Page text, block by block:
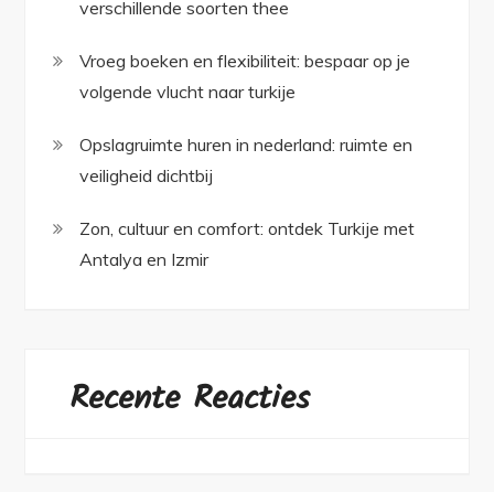
verschillende soorten thee
Vroeg boeken en flexibiliteit: bespaar op je
volgende vlucht naar turkije
Opslagruimte huren in nederland: ruimte en
veiligheid dichtbij
Zon, cultuur en comfort: ontdek Turkije met
Antalya en Izmir
Recente Reacties